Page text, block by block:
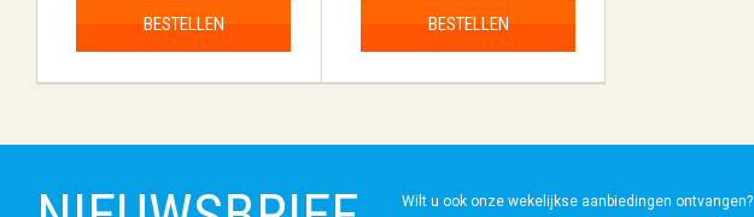
BESTELLEN BESTELLEN
Wilt u ook onze wekelijkse aanbiedingen ontvangen?